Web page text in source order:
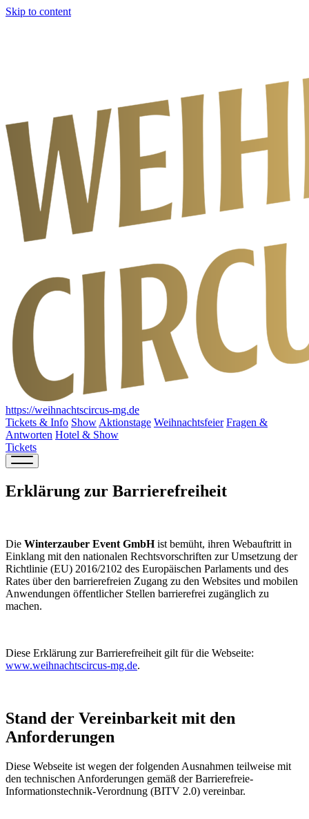
Skip to content
https://weihnachtscircus-mg.de
Tickets & Info Show Aktionstage Weihnachtsfeier Fragen &
Antworten Hotel & Show
Tickets
Erklärung zur Barrierefreiheit
Die Winterzauber Event GmbHist bemüht, ihren Webauftritt in
Einklang mit den nationalen Rechtsvorschriften zur Umsetzung der
Richtlinie (EU) 2016/2102 des Europäischen Parlaments und des
Rates über den barrierefreien Zugang zu den Websites und mobilen
Anwendungen öffentlicher Stellen barrierefrei zugänglich zu
machen.
Diese Erklärung zur Barrierefreiheit gilt für die Webseite:
www.weihnachtscircus-mg.de.
Stand der Vereinbarkeit mit den
Anforderungen
Diese Webseite ist wegen der folgenden Ausnahmen teilweise mit
den technischen Anforderungen gemäß der Barrierefreie-
Informationstechnik-Verordnung (BITV 2.0) vereinbar.